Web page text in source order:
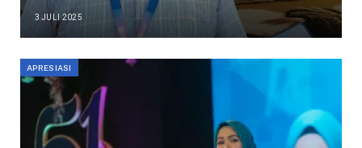
3 JULI 2025
APRESIASI